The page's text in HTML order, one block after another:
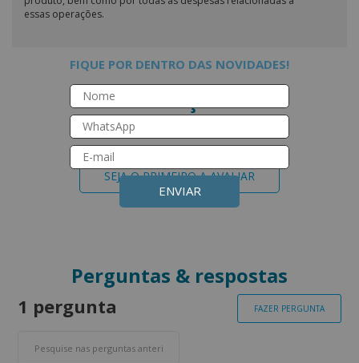
essas operações.
Avaliações
Este produto ainda não tem avaliações
SEJA O PRIMEIRO A AVALIAR
Perguntas & respostas
1 pergunta FAZER PERGUNTA
FIQUE POR DENTRO DAS NOVIDADES!
ENVIAR